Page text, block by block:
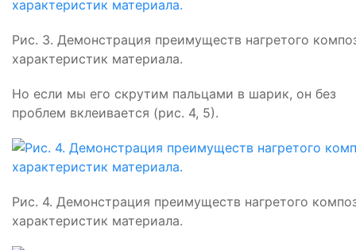
Рис. 3. Демонстрация преимуществ нагретого
характеристик материала.
Но если мы его скрутим пальцами в шарик, он без
проблем вклеивается (рис. 4, 5).
Рис. 4. Демонстрация преимуществ нагретого
характеристик материала.